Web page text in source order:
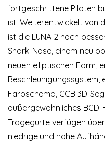
fortgeschrittene Piloten
ist. Weiterentwickelt von
ist die LUNA 2 noch
Shark-Nase, einem neu
neuen elliptischen Form,
Farbschema, CCB 3D-
außergewöhnliches
Tragegurte verfügen
niedrige und hohe